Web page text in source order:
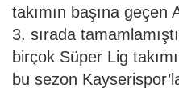
takımın başına
3. sırada
birçok Süper Lig
bu sezon